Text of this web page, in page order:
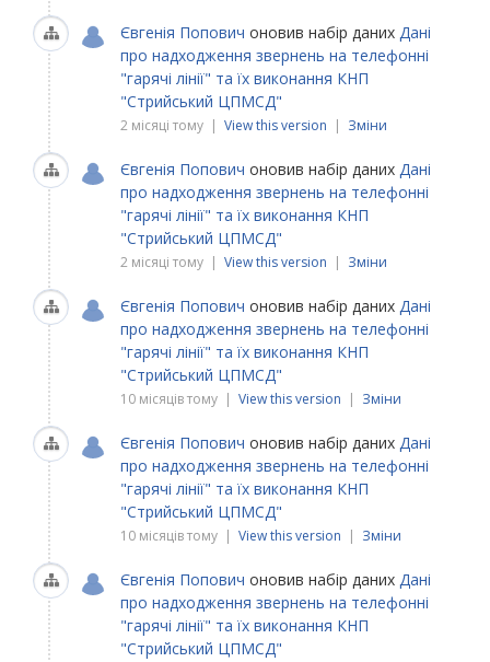
Євгенія Попович оновив набір даних Дані
про надходження звернень на телефонні
"гарячі лінії" та їх виконання КНП
"Стрийський ЦПМСД"
2 місяці тому | View this version | Зміни
Євгенія Попович оновив набір даних Дані
про надходження звернень на телефонні
"гарячі лінії" та їх виконання КНП
"Стрийський ЦПМСД"
2 місяці тому | View this version | Зміни
Євгенія Попович оновив набір даних Дані
про надходження звернень на телефонні
"гарячі лінії" та їх виконання КНП
"Стрийський ЦПМСД"
10 місяців тому | View this version | Зміни
Євгенія Попович оновив набір даних Дані
про надходження звернень на телефонні
"гарячі лінії" та їх виконання КНП
"Стрийський ЦПМСД"
10 місяців тому | View this version | Зміни
Євгенія Попович оновив набір даних Дані
про надходження звернень на телефонні
"гарячі лінії" та їх виконання КНП
"Стрийський ЦПМСД"